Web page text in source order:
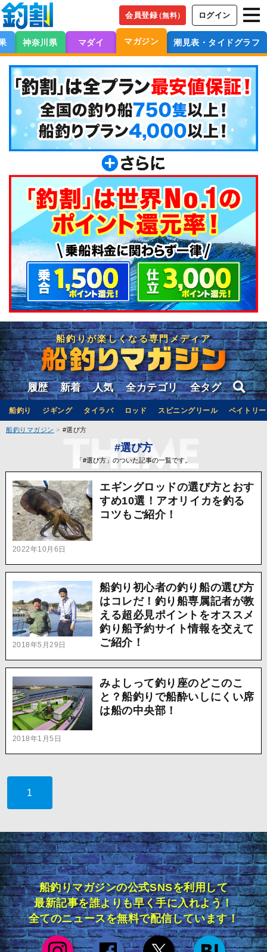
会員登録（無料） ログイン
神奈川県 マダイ マガジン 潮見表・タイドグラフ
船釣りが楽しくなる専門メディア
履歴 新着 人気 全カテゴリ 全タグ
船釣り ジギング タイラバ ロッド スピニングリール ベイトリ
船釣りマガジン #選び方
#選び方
「#選び方」のついた記事の一覧です。
2022年10月6日
エギングロッドの選び方とおす
すめ10選！アオリイカを釣る
コツもご紹介！
2018年5月29日
船釣り初心者の釣り船の選び方
はコレだ！釣り船専属記者が教
える超必見ポイントをオススメ
釣り船予約サイト情報を交えて
ご紹介！
2018年1月5日
みよしって釣り座のどこのこ
と？船釣りで船酔いしにくい席
は船の中央部！
1
船釣りマガジンの公式SNSを利用して
最新記事を誰よりも早く手に入れよう！
全てのニュースを無料で配信しています！